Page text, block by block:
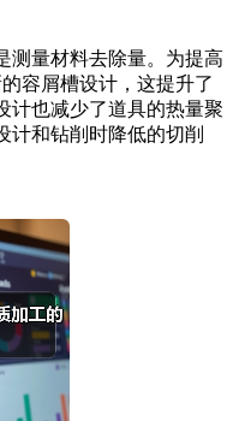
量材料去除量。为提高
容屑槽设计，这提升了
计也减少了道具的热量聚
计和钻削时降低的切削